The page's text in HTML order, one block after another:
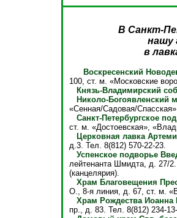
В Санкт-
нашу
в
Воскресенский
100, ст. м. «Московские
Князь-Владимирский
Николо-Богоявленский
«Сенная/Садовая/
Санкт-Петербургское
ст. м. «Достоевская»,
Церковная лавка
д.3. Тел. 8(812) 570-22-23.
Успенское подворье
лейтенанта Шмидта, д. 27/
(канцелярия).
Храм Благовещения
О., 8-я линия, д. 67, ст. м.
Храм Рождества Иоанна
пр., д. 83. Тел. 8(812) 234-